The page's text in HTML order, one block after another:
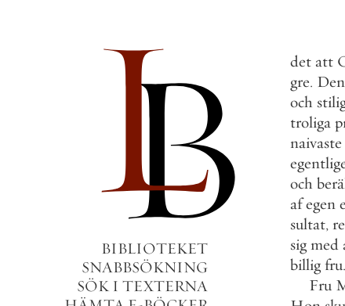
BIBLIOTEKET
SNABBSÖKNING
SÖK I TEXTERNA
det att
gre. Den
och
troliga
naivaste
och
af egen
sultat,
sig med
billig fru.
Fru